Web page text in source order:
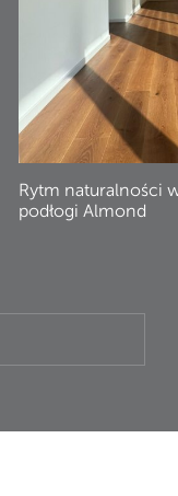
Rytm naturalności
podłogi Almond